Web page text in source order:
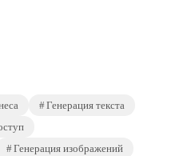
Генерация текста
Генерация изображений